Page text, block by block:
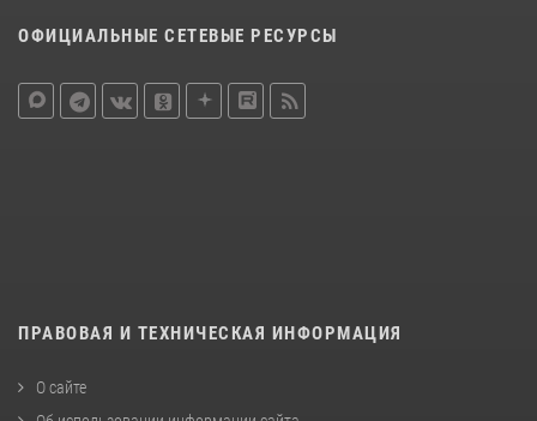
ОФИЦИАЛЬНЫЕ СЕТЕВЫЕ РЕСУРСЫ
ПРАВОВАЯ И ТЕХНИЧЕСКАЯ ИНФОРМАЦИЯ
О сайте